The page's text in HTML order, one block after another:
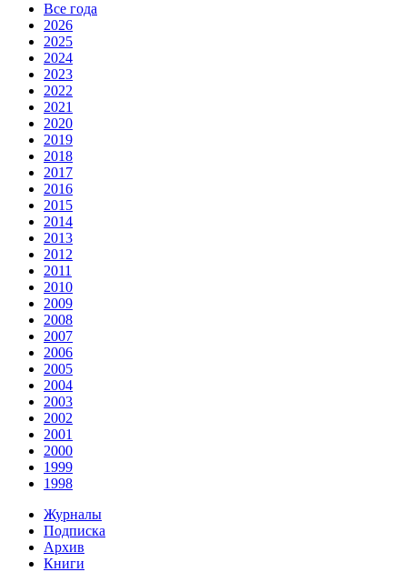
Все года
2026
2025
2024
2023
2022
2021
2020
2019
2018
2017
2016
2015
2014
2013
2012
2011
2010
2009
2008
2007
2006
2005
2004
2003
2002
2001
2000
1999
1998
Журналы
Подписка
Архив
Книги